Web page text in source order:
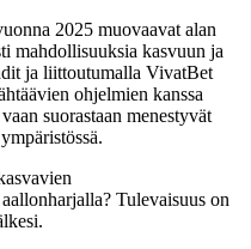
2025 muovaavat alan
mahdollisuuksia kasvuun ja
ja liittoutumalla VivatBet
ohjelmien kanssa
suorastaan menestyvät
Tulevaisuus on